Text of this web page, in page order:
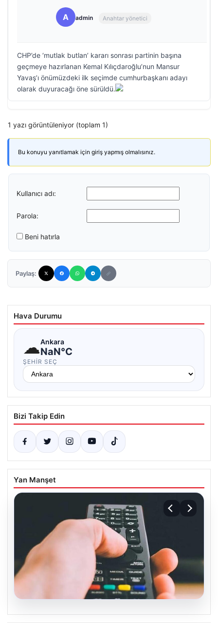
A admin Anahtar yönetici
CHP’de ‘mutlak butlan’ kararı sonrası partinin başına
geçmeye hazırlanan Kemal Kılıçdaroğlu’nun Mansur
Yavaş’ı önümüzdeki ilk seçimde cumhurbaşkanı adayı
olarak duyuracağı öne sürüldü.
1 yazı görüntüleniyor (toplam 1)
Bu konuyu yanıtlamak için giriş yapmış olmalısınız.
Kullanıcı adı:
Parola:
Beni hatırla
Paylaş:
Hava Durumu
☁Ankara
NaN°C
ŞEHIR SEÇ
Bizi Takip Edin
Yan Manşet